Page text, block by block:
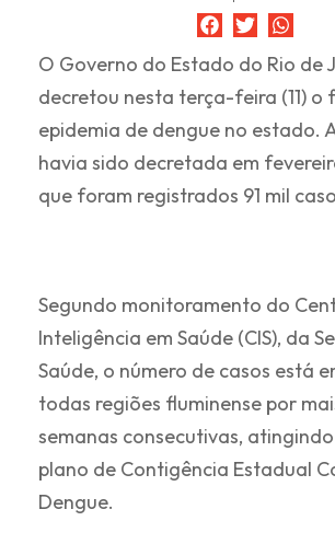
O Governo do Estado do Rio de
decretou nesta terça-feira (11) o
epidemia de dengue no estado.
havia sido decretada em
que foram registrados 91 mil
Segundo monitoramento do
Inteligência em Saúde (CIS), da
Saúde, o número de casos está
todas regiões fluminense por
semanas consecutivas, atingindo
plano de Contigência Estadual
Dengue.